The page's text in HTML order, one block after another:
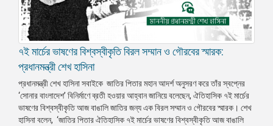
নির্বাচনী
ইশতেহার
৭ই মার্চের ভাষণের বিশ্বস্বীকৃতি বিরল সম্মান ও গৌরবের স্মারক:
প্রধানমন্ত্রী শেখ হাসিনা
প্রধানমন্ত্রী শেখ হাসিনা সবাইকে জাতির পিতার মহান আদর্শ অনুসরণ করে তাঁর স্বপ্নের
‘সোনার বাংলাদেশ’ বিনির্মাণে ব্রতী হওয়ার আহ্বান জানিয়ে বলেছেন, ঐতিহাসিক ৭ই মার্চের
ভাষণের বিশ্বস্বীকৃতি আজ বাঙালি জাতির জন্য এক বিরল সম্মান ও গৌরবের স্মারক। শেখ
হাসিনা বলেন, ‘জাতির পিতার ঐতিহাসিক ৭ই মার্চের ভাষণের বিশ্বস্বীকৃতি আজ বাঙালি